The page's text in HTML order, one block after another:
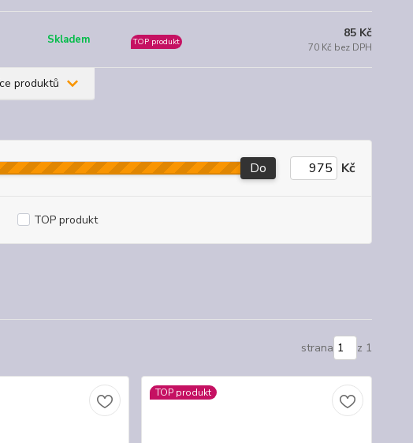
Skladem TOP produkt
85 Kč
70 Kč bez DPH
produktů
Do Kč
TOP produkt
strana z 1
TOP produkt